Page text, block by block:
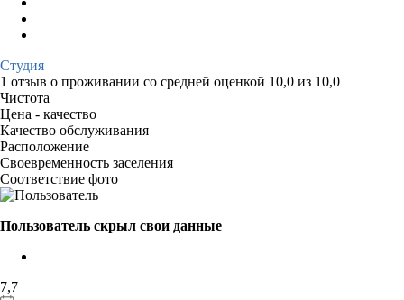
Студия
1 отзыв о проживании со средней оценкой 10,0 из 10,0
Чистота
Цена - качество
Качество обслуживания
Расположение
Своевременность заселения
Соответствие фото
Пользователь скрыл свои данные
7,7